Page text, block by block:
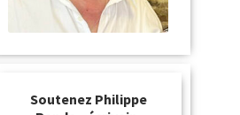
Soutenez Philippe